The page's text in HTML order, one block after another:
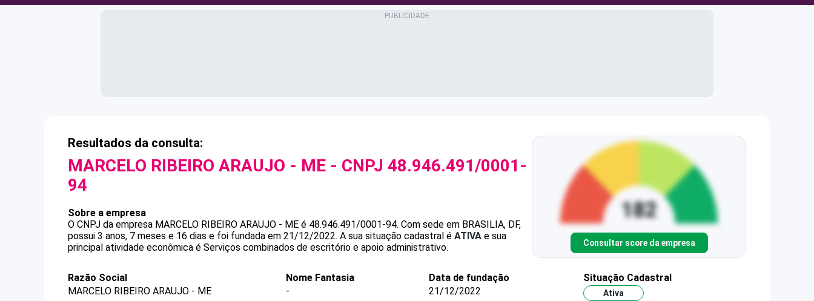
Resultados da consulta:
MARCELO RIBEIRO ARAUJO - ME - CNPJ 48.946.491/0001-
94
Sobre a empresa
O CNPJ da empresa MARCELO RIBEIRO ARAUJO - ME é 48.946.491/0001-94. Com sede em BRASILIA, DF,
possui 3 anos, 7 meses e 16 dias e foi fundada em 21/12/2022. A sua situação cadastral é ATIVA e sua
principal atividade econômica é Serviços combinados de escritório e apoio administrativo.
Consultar score da empresa
Razão Social
MARCELO RIBEIRO ARAUJO - ME
Nome Fantasia
-
Data de fundação
21/12/2022
Situação Cadastral
Ativa